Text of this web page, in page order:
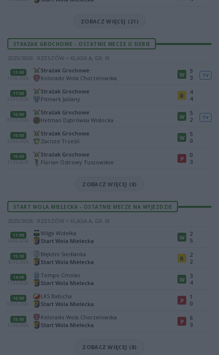
ZOBACZ WIĘCEJ (21)
STRAŻAK GROCHOWE - OSTATNIE MECZE U SIEBIE
2025/2026 · RZESZÓW > KLASA A, GR. III
11:00
14.06.2026
Strażak Grochowe
Kolorado Wola Chorzelowska
W
5
3
TV
17:00
23.05.2026
Strażak Grochowe
Pitmark Jaślany
R
4
4
16:00
09.05.2026
Strażak Grochowe
Hetman Dąbrówka Wisłocka
W
5
2
TV
16:00
25.04.2026
Strażak Grochowe
Zacisze Trześń
W
5
0
16:00
11.04.2026
Strażak Grochowe
Florian Ostrowy Tuszowskie
P
0
3
ZOBACZ WIĘCEJ (8)
START WOLA MIELECKA - OSTATNIE MECZE NA WYJEZDZIE
2025/2026 · RZESZÓW > KLASA A, GR. III
11:00
14.06.2026
Wilga Widełka
Start Wola Mielecka
W
2
5
15:30
30.05.2026
Błękitni Siedlanka
Start Wola Mielecka
R
2
2
14:00
17.05.2026
Tempo Cmolas
Start Wola Mielecka
W
3
4
16:00
03.05.2026
LKS Babicha
Start Wola Mielecka
P
1
0
15:00
12.04.2026
Kolorado Wola Chorzelowska
Start Wola Mielecka
P
6
3
ZOBACZ WIĘCEJ (8)